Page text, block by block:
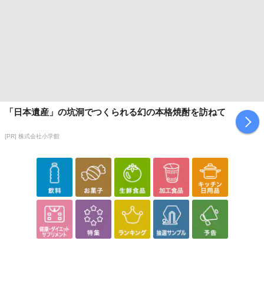
「日本遺産」の坑洞でつくられる幻の本格焼酎を訪ねて
[PR] 株式会社小学館